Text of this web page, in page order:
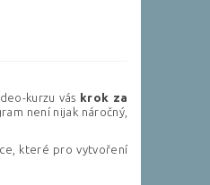
kurzu vás krok za
není nijak náročný,
které pro vytvoření